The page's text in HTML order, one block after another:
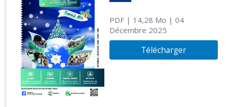
PDF| 14,28 Mo | 04
Décembre 2025
Télécharger